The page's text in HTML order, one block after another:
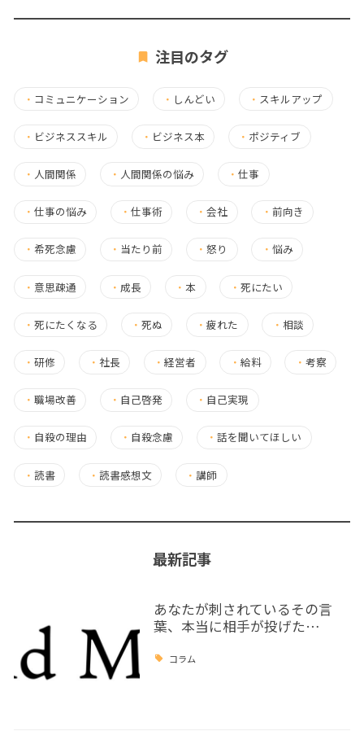
注目のタグ
・ コミュニケーション ・ しんどい ・ スキルアップ
・ ビジネススキル ・ ビジネス本 ・ ポジティブ
・ 人間関係 ・ 人間関係の悩み ・仕事
・ 仕事の悩み ・仕事術 ・会社 ・ 前向き
・ 希死念慮 ・ 当たり前 ・怒り ・ 悩み
・ 意思疎通 ・ 成長 ・本 ・ 死にたい
・ 死にたくなる ・死ぬ ・疲れた ・ 相談
・ 研修 ・社長 ・経営者 ・ 給料 ・ 考察
・ 職場改善 ・ 自己啓発 ・ 自己実現
・ 自殺の理由 ・ 自殺念慮 ・話を聞いてほしい
・ 読書 ・読書感想文 ・ 講師
最新記事
あなたが刺されているその言
葉、本当に相手が投げた…
コラム